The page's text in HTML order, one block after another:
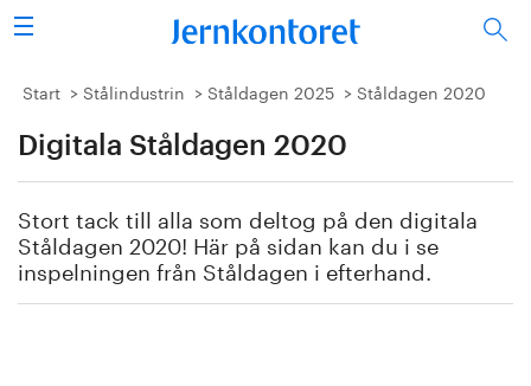
Sök
Stålindustrin
Vision 2050
Forskning/utbildning
Energi/miljö
Start Stålindustrin Ståldagen 2025 Ståldagen 2020
Digitala Ståldagen 2020
Stort tack till alla som deltog på den digitala
Ståldagen 2020! Här på sidan kan du i se
inspelningen från Ståldagen i efterhand.